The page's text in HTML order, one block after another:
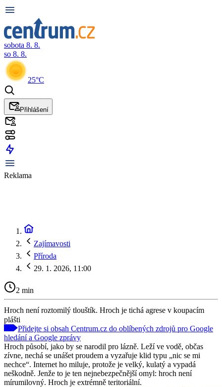
sobota 8. 8.
so 8. 8.
25°C
Přihlášení
Reklama
Zajímavosti
Příroda
29. 1. 2026, 11:00
2 min
Hroch není roztomilý tlouštík. Hroch je tichá agrese v koupacím
plášti
Přidejte si obsah Centrum.cz do oblíbených zdrojů pro Google
hledání a Google zprávy
Hroch působí, jako by se narodil pro lázně. Leží ve vodě, občas
zívne, nechá se unášet proudem a vyzařuje klid typu „nic se mi
nechce“. Internet ho miluje, protože je velký, kulatý a vypadá
neškodně. Jenže to je ten nejnebezpečnější omyl: hroch není
mírumilovný. Hroch je extrémně teritoriální.